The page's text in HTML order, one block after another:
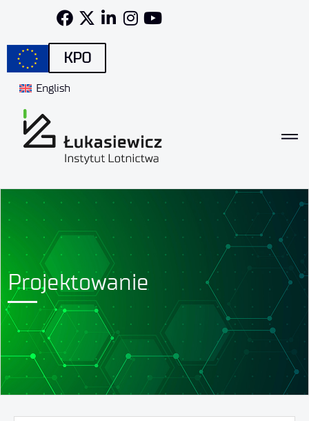
KPO
English
Projektowanie